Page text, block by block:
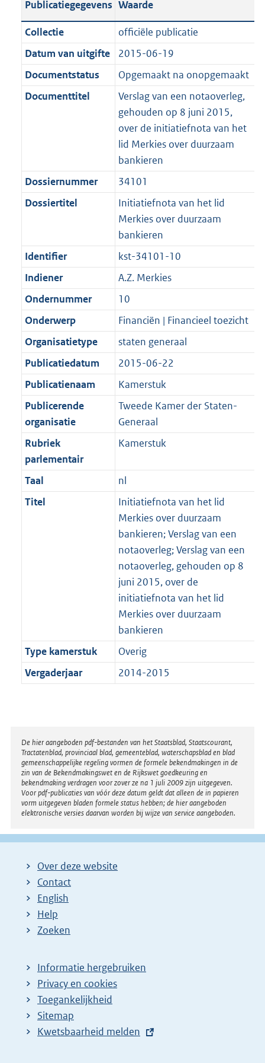
i
e
i
n
f
t
1
0
K
b
t
i
e
i
n
a
t
:
5
K
b
a
t
i
e
i
a
a
e
1
3
3
c
a
t
i
e
m
a
t
:
7
0
a
n
d
s
g
r
o
o
t
t
e
2
K
b
a
n
d
s
g
r
o
o
t
t
:
2
b
Publicatiegegevens Waarde
Collectie
officiële publicatie
Datum van uitgifte
2015-06-19
Documentstatus
Opgemaakt na onopgemaakt
Documenttitel
Verslag van een notaoverleg,
gehouden op 8 juni 2015,
over de initiatiefnota van het
lid Merkies over duurzaam
bankieren
Dossiernummer
34101
Dossiertitel
Initiatiefnota van het lid
Merkies over duurzaam
bankieren
Identifier
kst-34101-10
Indiener
A.Z. Merkies
Ondernummer
10
Onderwerp
Financiën | Financieel toezicht
Organisatietype
staten generaal
Publicatiedatum
2015-06-22
Publicatienaam
Kamerstuk
Publicerende
organisatie
Tweede Kamer der Staten-
Generaal
Rubriek
parlementair
Kamerstuk
Taal
nl
Titel
Initiatiefnota van het lid
Merkies over duurzaam
bankieren; Verslag van een
notaoverleg; Verslag van een
notaoverleg, gehouden op 8
juni 2015, over de
initiatiefnota van het lid
Merkies over duurzaam
bankieren
Type kamerstuk
Overig
Vergaderjaar
2014-2015
Disclaimer
De hier aangeboden pdf-bestanden van het Staatsblad, Staatscourant,
Tractatenblad, provinciaal blad, gemeenteblad, waterschapsblad en blad
gemeenschappelijke regeling vormen de formele bekendmakingen in de
zin van de Bekendmakingswet en de Rijkswet goedkeuring en
bekendmaking verdragen voor zover ze na 1 juli 2009 zijn uitgegeven.
Voor pdf-publicaties van vóór deze datum geldt dat alleen de in papieren
vorm uitgegeven bladen formele status hebben; de hier aangeboden
elektronische versies daarvan worden bij wijze van service aangeboden.
Over deze website
Contact
English
Help
Zoeken
Informatie hergebruiken
Privacy en cookies
Toegankelijkheid
Sitemap
E
Kwetsbaarheid melden